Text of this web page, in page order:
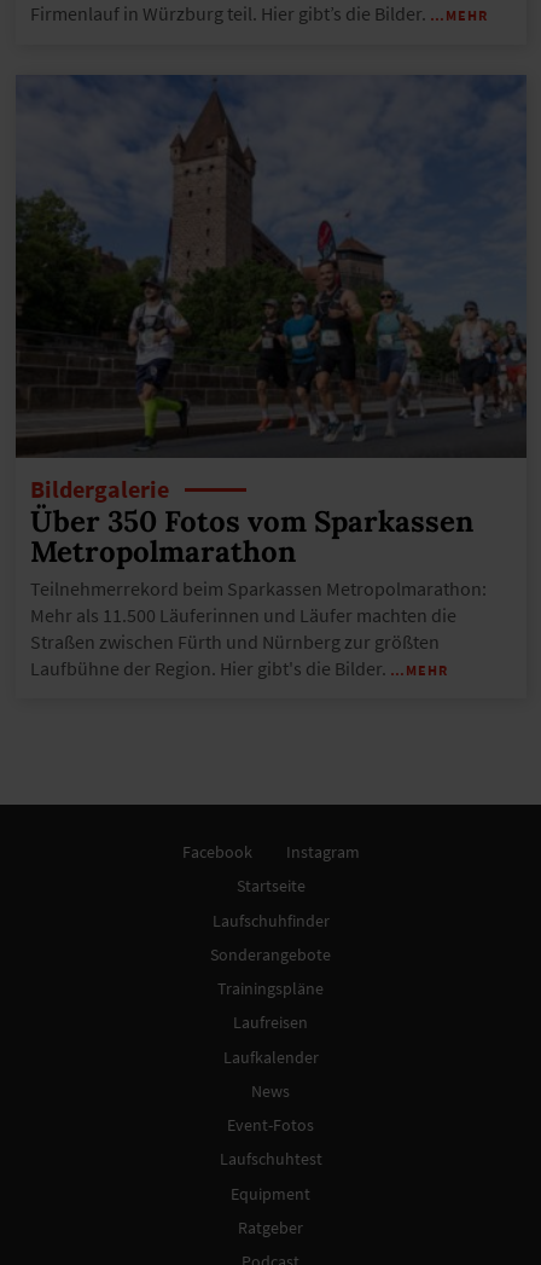
Firmenlauf in Würzburg teil. Hier gibt’s die Bilder. …MEHR
Bildergalerie
Über 350 Fotos vom Sparkassen
Metropolmarathon
Teilnehmerrekord beim Sparkassen Metropolmarathon:
Mehr als 11.500 Läuferinnen und Läufer machten die
Straßen zwischen Fürth und Nürnberg zur größten
Laufbühne der Region. Hier gibt's die Bilder. …MEHR
Facebook
Instagram
Startseite
Laufschuhfinder
Sonderangebote
Trainingspläne
Laufreisen
Laufkalender
News
Event-Fotos
Laufschuhtest
Equipment
Ratgeber